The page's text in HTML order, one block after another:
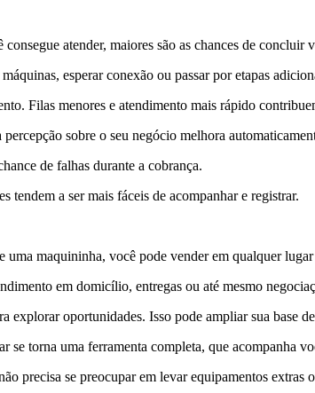
atender, maiores são as chances de concluir
esperar conexão ou passar por etapas
Filas menores e atendimento mais rápido
sobre o seu negócio melhora
de falhas durante a cobrança.
tendem a ser mais fáceis de acompanhar e registrar.
maquininha, você pode vender em qualquer
em domicílio, entregas ou até mesmo
oportunidades. Isso pode ampliar sua base
torna uma ferramenta completa, que acompanha
precisa se preocupar em levar equipamentos extras